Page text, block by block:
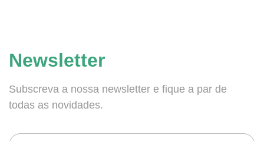
Newsletter
Subscreva a nossa newsletter e fique a par de
todas as novidades.